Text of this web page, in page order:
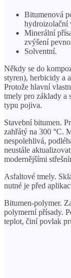
Bitumenová
hydroizolační
Minerální
zvýšení
Solventní.
Někdy se do
styren), herbicidy a
Protože hlavní
tmely pro základy a
typu pojiva.
Stavební bitumen.
zahřátý na 300 °C.
nespolehlivá,
neustále
modernějšími
Asfaltové tmely.
nutné je před
Bitumen-polymer.
polymerní přísady.
teplot, činí povlak